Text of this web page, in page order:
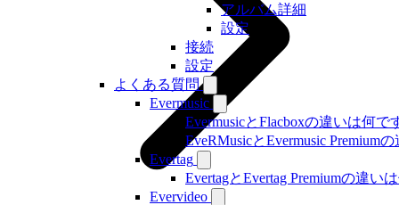
アルバム詳細
設定
接続
設定
よくある質問
Evermusic
EvermusicとFlacboxの違いは何で
EveRMusicとEvermusic Premium
Evertag
EvertagとEvertag Premiumの違い
Evervideo